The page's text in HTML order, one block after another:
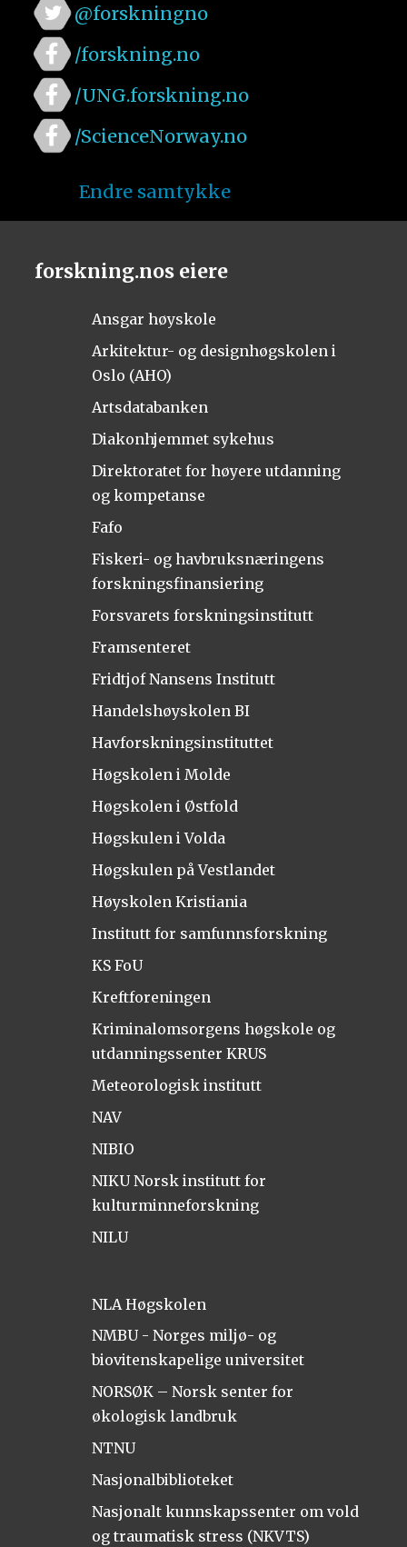
@forskningno
/forskning.no
/UNG.forskning.no
/ScienceNorway.no
Endre samtykke
forskning.nos eiere
Ansgar høyskole
Arkitektur- og designhøgskolen i
Oslo (AHO)
Artsdatabanken
Diakonhjemmet sykehus
Direktoratet for høyere utdanning
og kompetanse
Fafo
Fiskeri- og havbruksnæringens
forskningsfinansiering
Forsvarets forskningsinstitutt
Framsenteret
Fridtjof Nansens Institutt
Handelshøyskolen BI
Havforskningsinstituttet
Høgskolen i Molde
Høgskolen i Østfold
Høgskulen i Volda
Høgskulen på Vestlandet
Høyskolen Kristiania
Institutt for samfunnsforskning
KS FoU
Kreftforeningen
Kriminalomsorgens høgskole og
utdanningssenter KRUS
Meteorologisk institutt
NAV
NIBIO
NIKU Norsk institutt for
kulturminneforskning
NILU
NLA Høgskolen
NMBU - Norges miljø- og
biovitenskapelige universitet
NORSØK – Norsk senter for
økologisk landbruk
NTNU
Nasjonalbiblioteket
Nasjonalt kunnskapssenter om vold
og traumatisk stress (NKVTS)